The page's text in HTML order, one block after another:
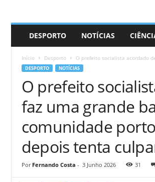
r
DESPORTO NOTÍCIAS
Início Desporto O prefeito socialista acordado
DESPORTO NOTÍCIAS
O prefeito
faz uma grande
comunidade
depois tenta
Por Fernando Costa - 3 Junho 2026 31